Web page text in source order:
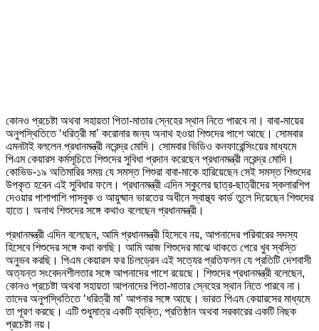
কোনও প্রচেষ্টা অথবা সহায়তা পিতা-মাতার স্নেহের স্থান নিতে পারবে না। বাবা-মায়ের
অনুপস্থিতিতে ‘ধরিত্রী মা’ করোনার জন্য অনাথ হওয়া শিশুদের পাশে আছে। সোমবার
এমনটাই বললেন প্রধানমন্ত্রী নরেন্দ্র মোদি। সোমবার ভিডিও কনফারেন্সিংয়ের মাধ্যমে
পিএম কেয়ারস কর্মসূচিতে শিশুদের সুবিধা প্রদান করেছেন প্রধানমন্ত্রী নরেন্দ্র মোদি।
কোভিড-১৯ অতিমারির সময় যে সমস্ত শিশুরা বাবা-মাকে হারিয়েছেন সেই সমস্ত শিশুদের
উপকৃত হবেন এই সুবিধার ফলে। প্রধানমন্ত্রী এদিন স্কুলের ছাত্র-ছাত্রীদের স্কলারশিপ
দেওয়ার পাশাপাশি পাসবুক ও আয়ুষ্মান ভারতের অধীনে স্বাস্থ্য কার্ড তুলে দিয়েছেন শিশুদের
হাতে। অনাথ শিশুদের সঙ্গে কথাও বলেছেন প্রধানমন্ত্রী।
প্রধানমন্ত্রী এদিন বলেছেন, আমি প্রধানমন্ত্রী হিসেবে নয়, আপনাদের পরিবারের সদস্য
হিসেবে শিশুদের সঙ্গে কথা বলছি। আমি আজ শিশুদের মাঝে থাকতে পেরে খুব স্বস্তি
অনুভব করছি। পিএম কেয়ারস ফর চিলড্রেন এই সত্যের প্রতিফলন যে প্রতিটি দেশবাসী
অত্যন্ত সংবেদনশীলতার সঙ্গে আপনাদের পাশে রয়েছে। শিশুদের প্রধানমন্ত্রী বলেছেন,
কোনও প্রচেষ্টা অথবা সহায়তা আপনাদের পিতা-মাতার স্নেহের স্থান নিতে পারবে না।
তাদের অনুপস্থিতিতে ‘ধরিত্রী মা’ আপনার সঙ্গে আছে। ভারত পিএম কেয়ারসের মাধ্যমে
তা পূরণ করছে। এটি শুধুমাত্র একটি ব্যক্তি, প্রতিষ্ঠান অথবা সরকারের একটি নিছক
প্রচেষ্টা নয়।